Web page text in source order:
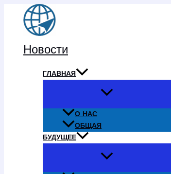
Перейти
содержимому
Новости
ГЛАВНАЯ
О НАС
ОБЩАЯ
БУДУЩЕЕ